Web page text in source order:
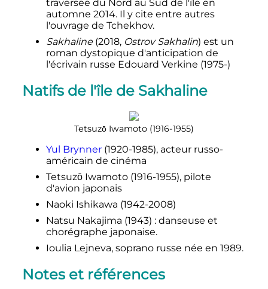
traversée du Nord au Sud de l'île en
automne 2014. Il y cite entre autres
l'ouvrage de Tchekhov.
Sakhaline(2018, Ostrov Sakhalin) est un
roman dystopique d'anticipation de
l'écrivain russe Edouard Verkine (1975-)
Natifs de l'île de Sakhaline
Tetsuzō Iwamoto (1916-1955)
Yul Brynner(1920-1985), acteur russo-
américain de cinéma
Tetsuzō Iwamoto (1916-1955), pilote
d'avion japonais
Naoki Ishikawa (1942-2008)
Natsu Nakajima (1943) : danseuse et
chorégraphe japonaise.
Ioulia Lejneva, soprano russe née en 1989.
Notes et références